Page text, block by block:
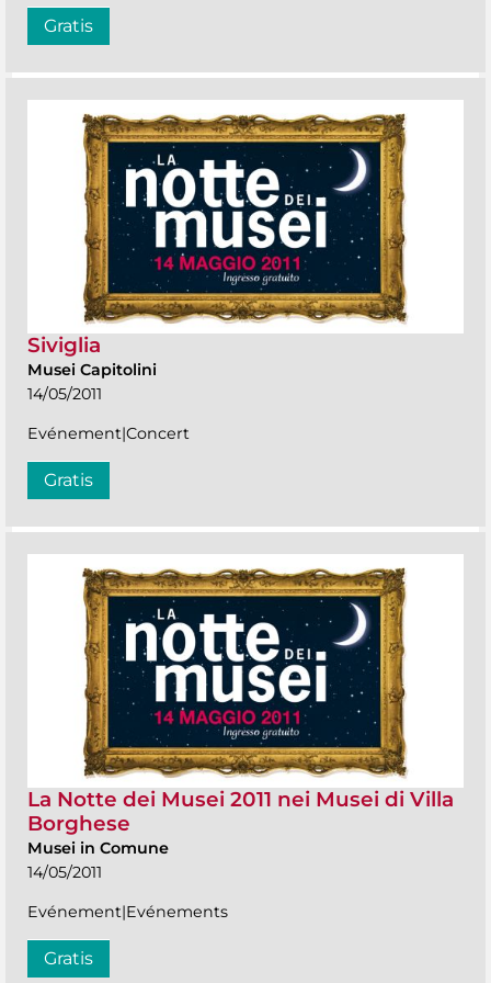
Gratis
Siviglia
Musei Capitolini
14/05/2011
Evénement|Concert
Gratis
La Notte dei Musei 2011 nei Musei di Villa
Borghese
Musei in Comune
14/05/2011
Evénement|Evénements
Gratis